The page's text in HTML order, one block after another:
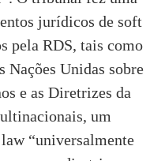
jurídicos de soft
pela RDS, tais como
Nações Unidas sobre
e as Diretrizes da
um
“universalmente